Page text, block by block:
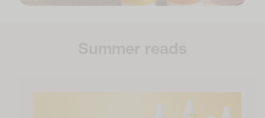
Summer reads